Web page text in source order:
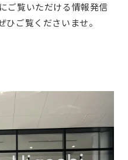
ご覧いただける情報発信
ひご覧くださいませ。